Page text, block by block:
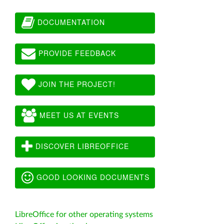
DOCUMENTATION
PROVIDE FEEDBACK
JOIN THE PROJECT!
MEET US AT EVENTS
DISCOVER LIBREOFFICE
GOOD LOOKING DOCUMENTS
LibreOffice for other operating systems